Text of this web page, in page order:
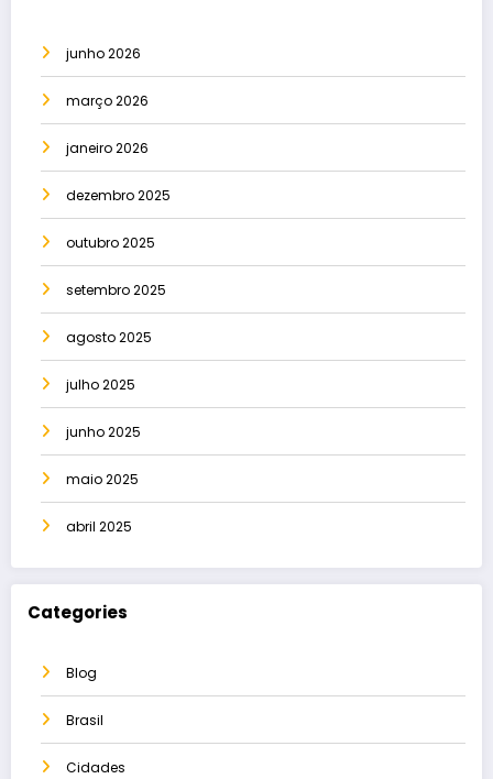
junho 2026
março 2026
janeiro 2026
dezembro 2025
outubro 2025
setembro 2025
agosto 2025
julho 2025
junho 2025
maio 2025
abril 2025
Categories
Blog
Brasil
Cidades